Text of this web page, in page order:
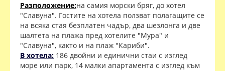
Разположение:на самия морски бряг, до хотел
"Славуна". Гостите на хотела ползват полагащите се
на всяка стая безплатен чадър, два шезлонга и две
шалтета на плажа пред хотелите "Мура" и
"Славуна", както и на плаж "Кариби".
В хотела: 186 двойни и единични стаи с изглед
море или парк, 14 малки апартамента с изглед към